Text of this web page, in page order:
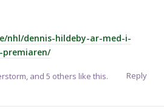
nhl/dennis-hildeby-ar-med-i-
Reply
, and 5 others like this.